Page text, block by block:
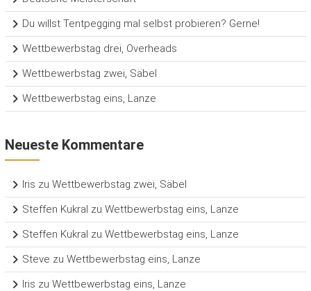
Du willst Tentpegging mal selbst probieren? Gerne!
Wettbewerbstag drei, Overheads
Wettbewerbstag zwei, Säbel
Wettbewerbstag eins, Lanze
Neueste Kommentare
Iris zu Wettbewerbstag zwei, Säbel
Steffen Kukral zu Wettbewerbstag eins, Lanze
Steffen Kukral zu Wettbewerbstag eins, Lanze
Steve zu Wettbewerbstag eins, Lanze
Iris zu Wettbewerbstag eins, Lanze